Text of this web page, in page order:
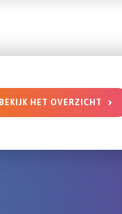
BEKIJK HET OVERZICHT